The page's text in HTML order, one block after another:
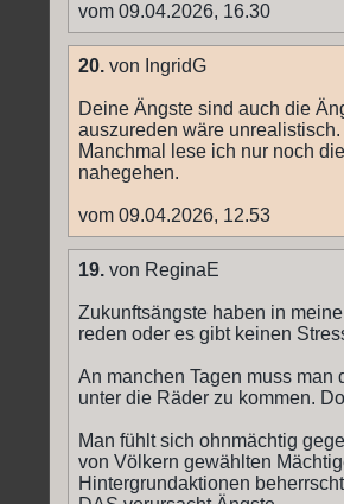
vom 09.04.2026, 16.30
20. von IngridG
Deine Ängste sind auch die
auszureden wäre
Manchmal lese ich nur noch
nahegehen.
vom 09.04.2026, 12.53
19. von ReginaE
Zukunftsängste haben in
reden oder es gibt keinen
An manchen Tagen muss
unter die Räder zu kommen.
Man fühlt sich ohnmächtig
von Völkern gewählten
Hintergrundaktionen